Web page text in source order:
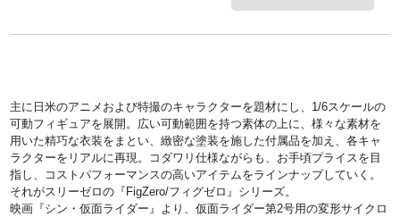
主に日米のアニメおよび特撮のキャラクターを題材にし、1/6スケールの
可動フィギュアを展開。広い可動範囲を持つ素体の上に、様々な素材を
用いた精巧な衣装をまとい、緻密な塗装を施した付属品を加え、各キャ
ラクターをリアルに再現。コダワリ仕様ながらも、お手頃プライスを目
指し、コストパフォーマンスの高いアイテムをラインナップしていく。
それがスリーゼロの『FigZero/フィグゼロ』シリーズ。
映画『シン・仮面ライダー』より、仮面ライダー第2号用の変形サイクロ